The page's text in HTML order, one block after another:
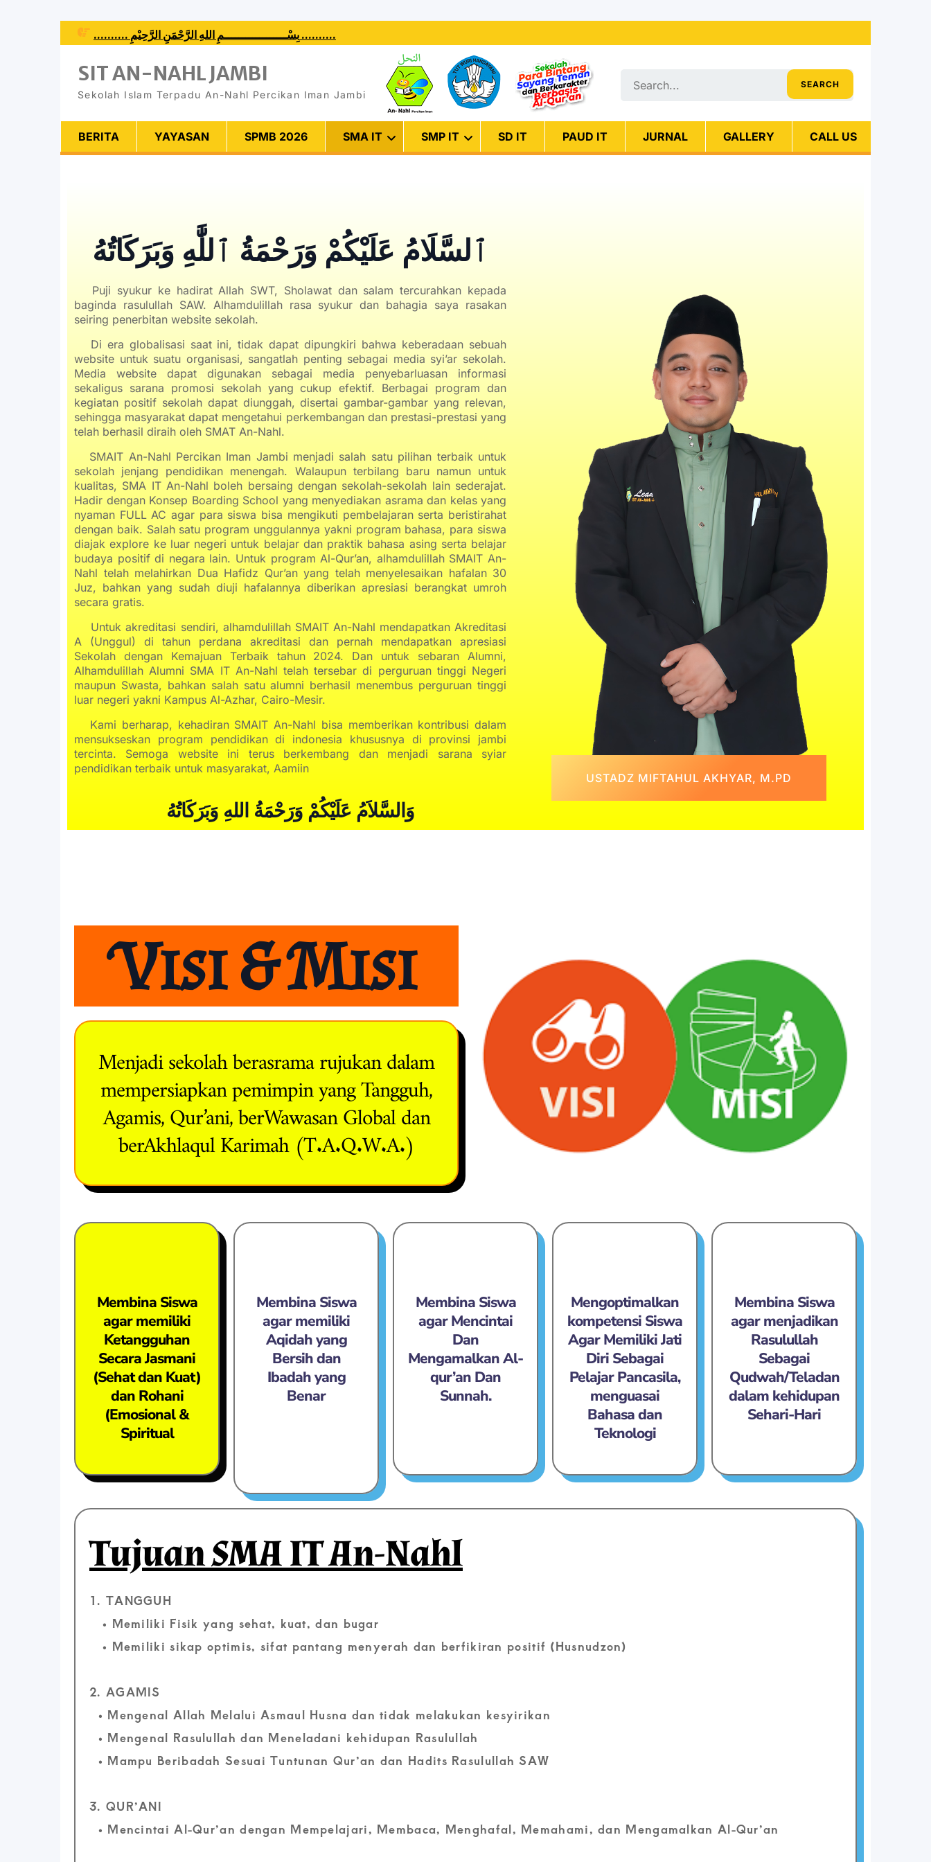
.......... بِسْــــــــــــــــــمِ اللهِ الرَّحْمَنِ الرَّحِيْمِ ..........
SIT AN-NAHL JAMBI
Sekolah Islam Terpadu An-Nahl Percikan Iman Jambi
BERITA YAYASAN SPMB 2026 SMA IT SMP IT SD IT PAUD IT JURNAL GALLERY CALL US
ٱلسَّلَامُ عَلَيْكُمْ وَرَحْمَةُ ٱللَّٰهِ وَبَرَكَاتُهُ
Puji syukur ke hadirat Allah SWT, Sholawat dan salam tercurahkan kepada
baginda rasulullah SAW. Alhamdulillah rasa syukur dan bahagia saya rasakan
seiring penerbitan website sekolah.
Di era globalisasi saat ini, tidak dapat dipungkiri bahwa keberadaan sebuah
website untuk suatu organisasi, sangatlah penting sebagai media syi’ar sekolah.
Media website dapat digunakan sebagai media penyebarluasan informasi
sekaligus sarana promosi sekolah yang cukup efektif. Berbagai program dan
kegiatan positif sekolah dapat diunggah, disertai gambar-gambar yang relevan,
sehingga masyarakat dapat mengetahui perkembangan dan prestasi-prestasi yang
telah berhasil diraih oleh SMAT An-Nahl.
SMAIT An-Nahl Percikan Iman Jambi menjadi salah satu pilihan terbaik untuk
sekolah jenjang pendidikan menengah. Walaupun terbilang baru namun untuk
kualitas, SMA IT An-Nahl boleh bersaing dengan sekolah-sekolah lain sederajat.
Hadir dengan Konsep Boarding School yang menyediakan asrama dan kelas yang
nyaman FULL AC agar para siswa bisa mengikuti pembelajaran serta beristirahat
dengan baik. Salah satu program unggulannya yakni program bahasa, para siswa
diajak explore ke luar negeri untuk belajar dan praktik bahasa asing serta belajar
budaya positif di negara lain. Untuk program Al-Qur’an, alhamdulillah SMAIT An-
Nahl telah melahirkan Dua Hafidz Qur’an yang telah menyelesaikan hafalan 30
Juz, bahkan yang sudah diuji hafalannya diberikan apresiasi berangkat umroh
secara gratis.
Untuk akreditasi sendiri, alhamdulillah SMAIT An-Nahl mendapatkan Akreditasi
A (Unggul) di tahun perdana akreditasi dan pernah mendapatkan apresiasi
Sekolah dengan Kemajuan Terbaik tahun 2024. Dan untuk sebaran Alumni,
Alhamdulillah Alumni SMA IT An-Nahl telah tersebar di perguruan tinggi Negeri
maupun Swasta, bahkan salah satu alumni berhasil menembus perguruan tinggi
luar negeri yakni Kampus Al-Azhar, Cairo-Mesir.
Kami berharap, kehadiran SMAIT An-Nahl bisa memberikan kontribusi dalam
mensukseskan program pendidikan di indonesia khususnya di provinsi jambi
tercinta. Semoga website ini terus berkembang dan menjadi sarana syiar
pendidikan terbaik untuk masyarakat, Aamiin
وَالسَّلاَمُ عَلَيْكُمْ وَرَحْمَةُ اللهِ وَبَرَكَاتُهُ
USTADZ MIFTAHUL AKHYAR, M.PD
Visi & Misi
Menjadi sekolah berasrama rujukan dalam
mempersiapkan pemimpin yang Tangguh,
Agamis, Qur’ani, berWawasan Global dan
berAkhlaqul Karimah (T.A.Q.W.A.)
Membina Siswa
agar memiliki
Ketangguhan
Secara Jasmani
(Sehat dan Kuat)
dan Rohani
(Emosional &
Spiritual
Membina Siswa
agar memiliki
Aqidah yang
Bersih dan
Ibadah yang
Benar
Membina Siswa
agar Mencintai
Dan
Mengamalkan Al-
qur’an Dan
Sunnah.
Mengoptimalkan
kompetensi Siswa
Agar Memiliki Jati
Diri Sebagai
Pelajar Pancasila,
menguasai
Bahasa dan
Teknologi
Membina Siswa
agar menjadikan
Rasulullah
Sebagai
Qudwah/Teladan
dalam kehidupan
Sehari-Hari
Tujuan SMA IT An-Nahl
1. TANGGUH
• Memiliki Fisik yang sehat, kuat, dan bugar
• Memiliki sikap optimis, sifat pantang menyerah dan berfikiran positif (Husnudzon)
2. AGAMIS
• Mengenal Allah Melalui Asmaul Husna dan tidak melakukan kesyirikan
• Mengenal Rasulullah dan Meneladani kehidupan Rasulullah
• Mampu Beribadah Sesuai Tuntunan Qur’an dan Hadits Rasulullah SAW
3. QUR’ANI
• Mencintai Al-Qur’an dengan Mempelajari, Membaca, Menghafal, Memahami, dan Mengamalkan Al-Qur’an